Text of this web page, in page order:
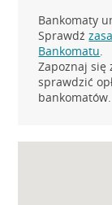
Bankomaty
Sprawdź
Bankomatu.
Zapoznaj się
sprawdzić
bankomatów.